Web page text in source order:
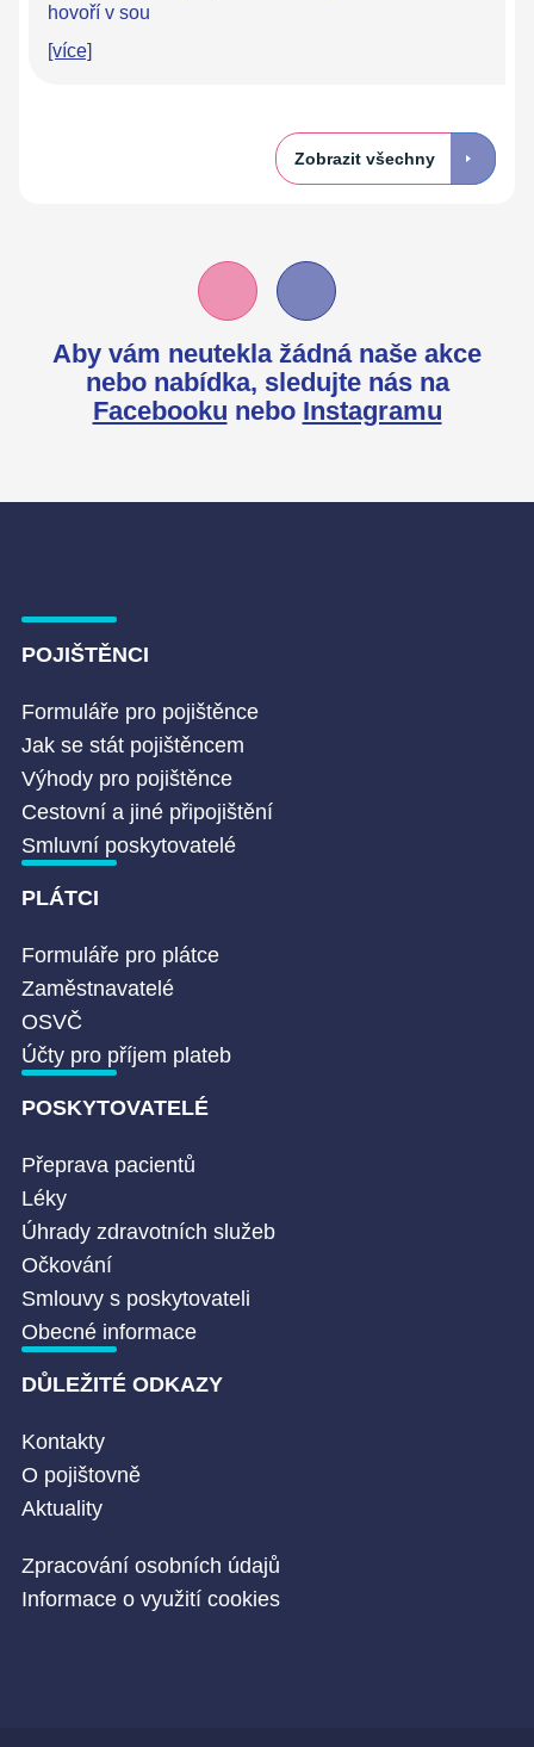
hovoří v sou
[více]
Zobrazit všechny
Aby vám neutekla žádná naše akce
nebo nabídka, sledujte nás na
Facebooku nebo Instagramu
POJIŠTĚNCI
Formuláře pro pojištěnce
Jak se stát pojištěncem
Výhody pro pojištěnce
Cestovní a jiné připojištění
Smluvní poskytovatelé
PLÁTCI
Formuláře pro plátce
Zaměstnavatelé
OSVČ
Účty pro příjem plateb
POSKYTOVATELÉ
Přeprava pacientů
Léky
Úhrady zdravotních služeb
Očkování
Smlouvy s poskytovateli
Obecné informace
DŮLEŽITÉ ODKAZY
Kontakty
O pojištovně
Aktuality
Zpracování osobních údajů
Informace o využití cookies